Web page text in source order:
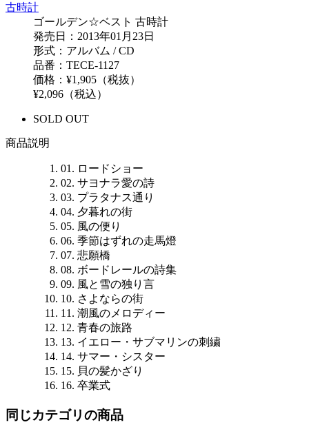
古時計
ゴールデン☆ベスト 古時計
発売日：2013年01月23日
形式：アルバム / CD
品番：TECE-1127
価格：¥1,905（税抜）
¥2,096（税込）
SOLD OUT
商品説明
01. ロードショー
02. サヨナラ愛の詩
03. プラタナス通り
04. 夕暮れの街
05. 風の便り
06. 季節はずれの走馬燈
07. 悲願橋
08. ボードレールの詩集
09. 風と雪の独り言
10. さよならの街
11. 潮風のメロディー
12. 青春の旅路
13. イエロー・サブマリンの刺繍
14. サマー・シスター
15. 貝の髪かざり
16. 卒業式
同じカテゴリの商品